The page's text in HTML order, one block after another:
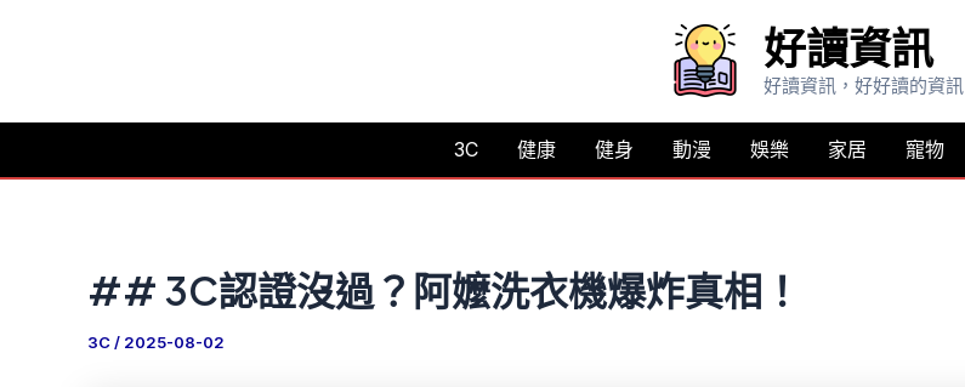
要
好讀資訊
好讀資訊，好好讀的資訊
3C 健康 健身 動漫 娛樂 家居 寵物
## 3C認證沒過？阿嬤洗衣機爆炸真相！
3C/ 2025-08-02